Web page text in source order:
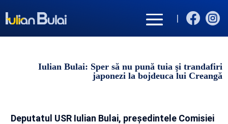
|  
Iulian Bulai: Sper să nu pună tuia şi trandafiri
japonezi la bojdeuca lui Creangă
Deputatul USR Iulian Bulai, președintele Comisiei